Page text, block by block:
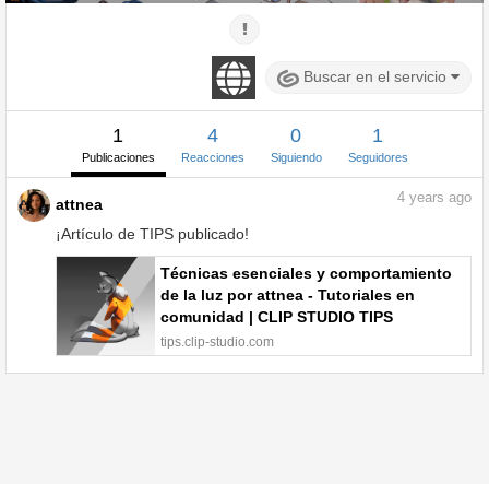
Buscar en el servicio
1
Publicaciones
4
Reacciones
0
Siguiendo
1
Seguidores
attnea
¡Artículo de TIPS publicado!
4 years ago
Técnicas esenciales y comportamiento
de la luz por attnea - Tutoriales en
comunidad | CLIP STUDIO TIPS
tips.clip-studio.com